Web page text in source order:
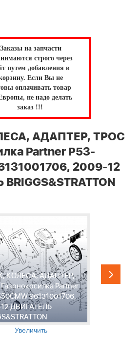
Заказы на запчасти
строго через
путем добавления в
Если Вы не
оплачивать товар
не надо делать
заказ !!!
АДАПТЕР, ТРОС
Partner P53-
2009-12
КОЛЕСА, АДАПТЕР,
Partner
96131001706,
ДВИГАТЕЛЬ
Увеличить